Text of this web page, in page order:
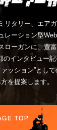
リタリー、エア
レーション型
ローガンに、豊
インタビュー
ァッション”とし
を提案します。